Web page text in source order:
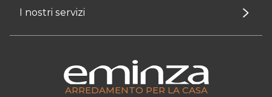
I nostri servizi
ARREDAMENTO PER LA CASA